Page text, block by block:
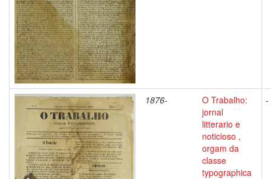
1876-
O Trabalho:
jornal
litterario e
noticioso ,
orgam da
classe
typographica
-